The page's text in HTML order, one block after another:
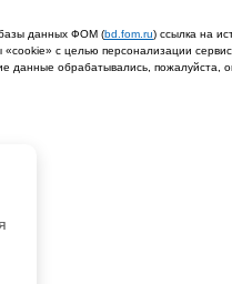
данных ФОМ (bd.fom.ru) ссылка на
с целью персонализации
данные обрабатывались, пожалуйста,